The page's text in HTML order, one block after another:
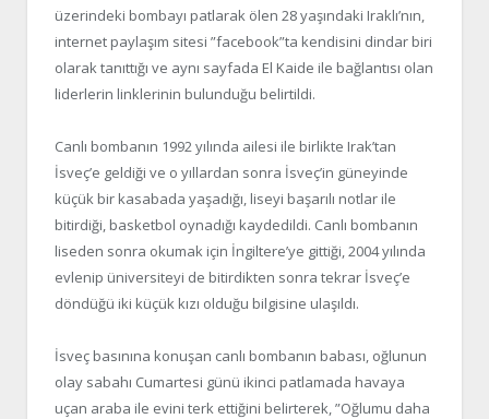
üzerindeki bombayı patlarak ölen 28 yaşındaki Iraklı’nın,
internet paylaşım sitesi ”facebook”ta kendisini dindar biri
olarak tanıttığı ve aynı sayfada El Kaide ile bağlantısı olan
liderlerin linklerinin bulunduğu belirtildi.
Canlı bombanın 1992 yılında ailesi ile birlikte Irak’tan
İsveç’e geldiği ve o yıllardan sonra İsveç’in güneyinde
küçük bir kasabada yaşadığı, liseyi başarılı notlar ile
bitirdiği, basketbol oynadığı kaydedildi. Canlı bombanın
liseden sonra okumak için İngiltere’ye gittiği, 2004 yılında
evlenip üniversiteyi de bitirdikten sonra tekrar İsveç’e
döndüğü iki küçük kızı olduğu bilgisine ulaşıldı.
İsveç basınına konuşan canlı bombanın babası, oğlunun
olay sabahı Cumartesi günü ikinci patlamada havaya
uçan araba ile evini terk ettiğini belirterek, ”Oğlumu daha